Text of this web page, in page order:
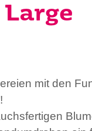
mit den